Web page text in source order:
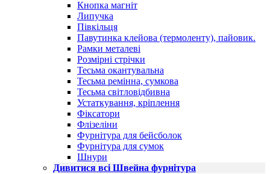
Кнопка магніт
Липучка
Півкільця
Павутинка клейова (термоленту), пайовик.
Рамки металеві
Розмірні стрічки
Тесьма окантувальна
Тесьма ремінна, сумкова
Тесьма світловідбивна
Устаткування, кріплення
Фіксатори
Флізеліни
Фурнітура для бейсболок
Фурнітура для сумок
Шнури
Дивитися всі Швейна фурнітура